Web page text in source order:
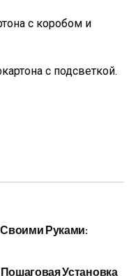
с подсветкой.
Руками:
Установка